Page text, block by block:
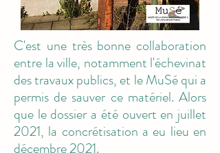
C'est une très bonne collaboration
entre la ville, notamment l'échevinat
des travaux publics, et le MuSé qui a
permis de sauver ce matériel. Alors
que le dossier a été ouvert en juillet
2021, la concrétisation a eu lieu en
décembre 2021.